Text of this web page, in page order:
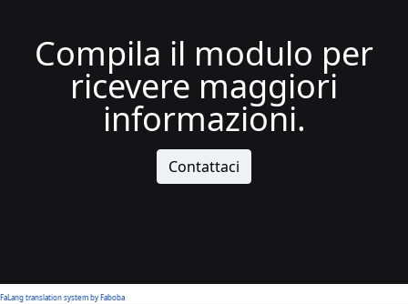
Compila il modulo per
ricevere maggiori
informazioni.
Contattaci
FaLang translation system by Faboba